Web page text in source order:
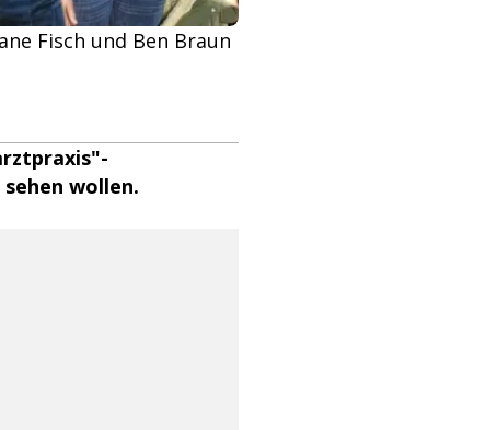
Fisch und Ben Braun
wollen.